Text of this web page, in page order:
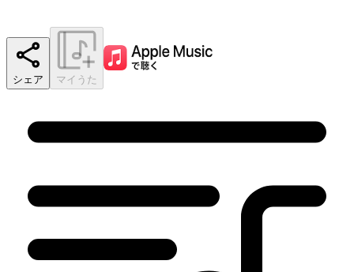
シェア マイうた